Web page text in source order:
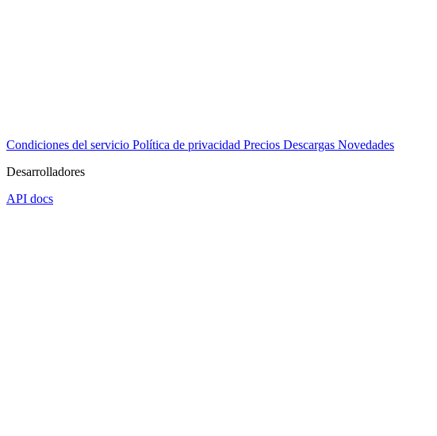
Condiciones del servicio Política de privacidad Precios Descargas Novedades
Desarrolladores
API docs